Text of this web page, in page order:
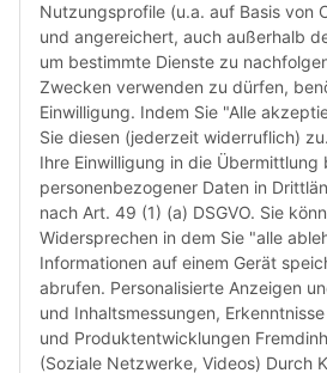
Nutzungsprofile (u.a. auf Basis von
und angereichert, auch außerhalb
um bestimmte Dienste zu
Zwecken verwenden zu dürfen,
Einwilligung. Indem Sie "Alle
Sie diesen (jederzeit widerruflich)
Ihre Einwilligung in die Übermittlung
personenbezogener Daten in
nach Art. 49 (1) (a) DSGVO. Sie
Widersprechen in dem Sie "alle
Informationen auf einem Gerät
abrufen. Personalisierte Anzeigen
und Inhaltsmessungen,
und Produktentwicklungen
(Soziale Netzwerke, Videos) Durch